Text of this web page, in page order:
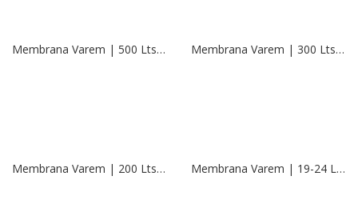
Membrana Varem | 500 Lts. Butyl Membrana Varem | 300 Lts. Butyl
Membrana Varem | 200 Lts. Butyl Membrana Varem | 19-24 Lts. | EPDM